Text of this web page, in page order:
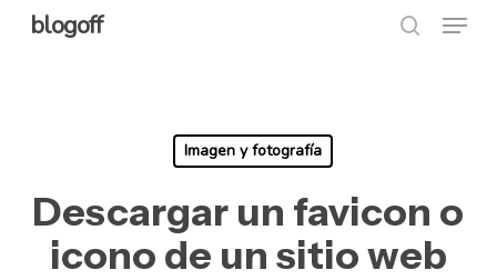
Skipblogoff Menu
Imagen y fotografía
Descargar un favicon o
icono de un sitio web